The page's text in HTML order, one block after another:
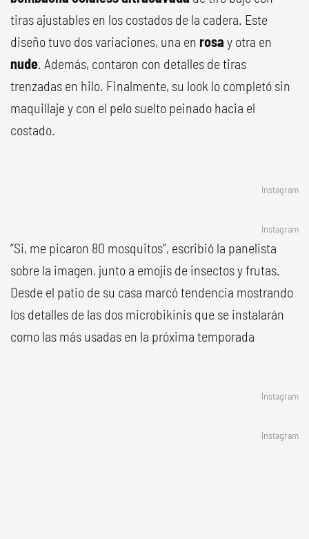
tiras ajustables en los costados de la cadera. Este
diseño tuvo dos variaciones, una en rosa y otra en
nude. Además, contaron con detalles de tiras
trenzadas en hilo. Finalmente, su look lo completó sin
maquillaje y con el pelo suelto peinado hacia el
costado.
Instagram
Instagram
“Si, me picaron 80 mosquitos”, escribió la panelista
sobre la imagen, junto a emojis de insectos y frutas.
Desde el patio de su casa marcó tendencia mostrando
los detalles de las dos microbikinis que se instalarán
como las más usadas en la próxima temporada
Instagram
Instagram